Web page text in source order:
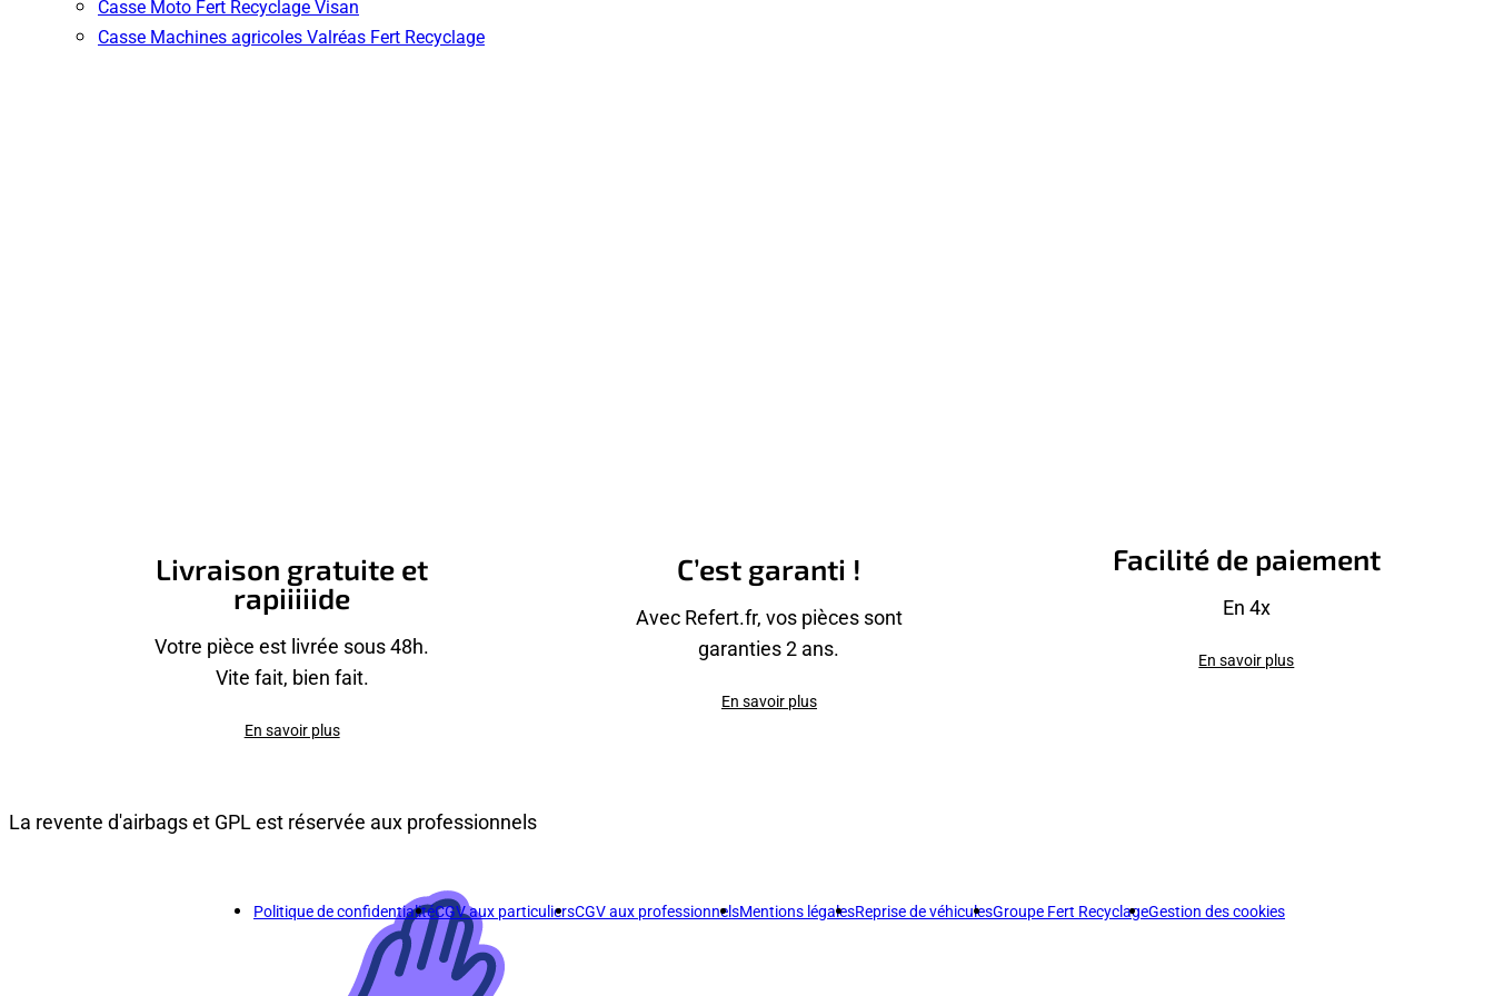
Casse Moto Fert Recyclage Visan
Casse Machines agricoles Valréas Fert Recyclage
Livraison gratuite et
rapiiiiide
Votre pièce est livrée sous 48h.
Vite fait, bien fait.
En savoir plus
C’est garanti !
Avec Refert.fr, vos pièces sont
garanties 2 ans.
En savoir plus
Facilité de paiement
En 4x
En savoir plus
La revente d'airbags et GPL est réservée aux professionnels
Politique de confidentialitéCGV aux particuliersCGV aux professionnelsMentions légalesReprise de véhiculesGroupe Fert RecyclageGestion des cookies